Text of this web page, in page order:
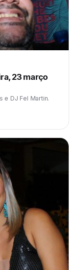
23 março
e DJ Fel Martin.